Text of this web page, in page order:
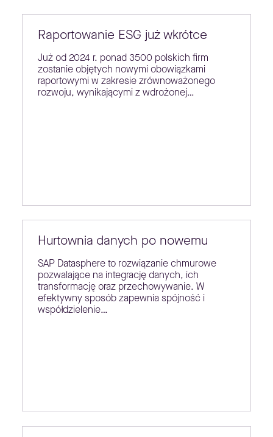
Raportowanie ESG już wkrótce
Już od 2024 r. ponad 3500 polskich firm
zostanie objętych nowymi obowiązkami
raportowymi w zakresie zrównoważonego
rozwoju, wynikającymi z wdrożonej…
Hurtownia danych po nowemu
SAP Datasphere to rozwiązanie chmurowe
pozwalające na integrację danych, ich
transformację oraz przechowywanie. W
efektywny sposób zapewnia spójność i
współdzielenie…